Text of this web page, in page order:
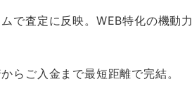
で査定に反映。WEB特化の機動力
らご入金まで最短距離で完結。